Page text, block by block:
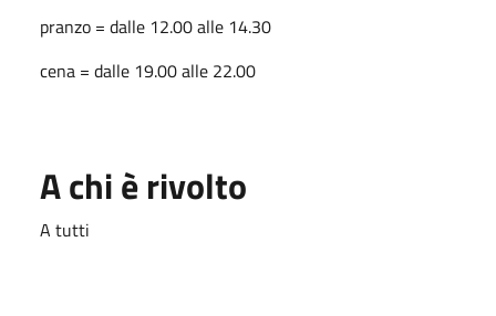
pranzo = dalle 12.00 alle 14.30
cena = dalle 19.00 alle 22.00
A chi è rivolto
A tutti